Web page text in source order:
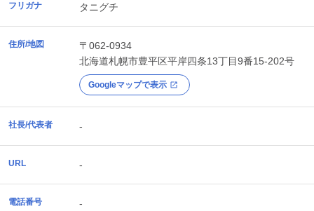
フリガナ タニグチ
住所/地図
〒062-0934
北海道札幌市豊平区平岸四条13丁目9番15-202号
Googleマップで表示
社長/代表者 -
URL -
電話番号 -